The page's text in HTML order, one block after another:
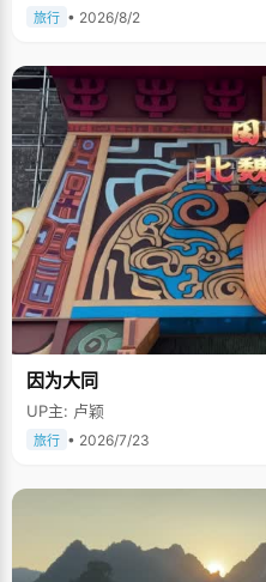
旅行 • 2026/8/2
因为大同
UP主: 卢颖
旅行 • 2026/7/23